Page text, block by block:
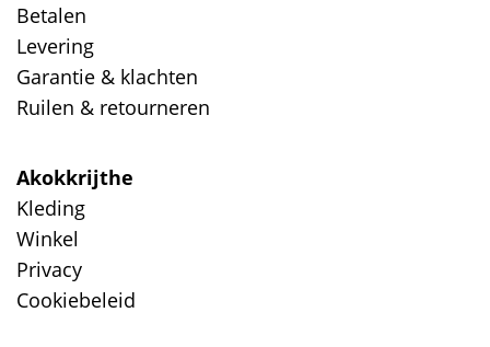
Betalen
Levering
Garantie & klachten
Ruilen & retourneren
Akokkrijthe
Kleding
Winkel
Privacy
Cookiebeleid